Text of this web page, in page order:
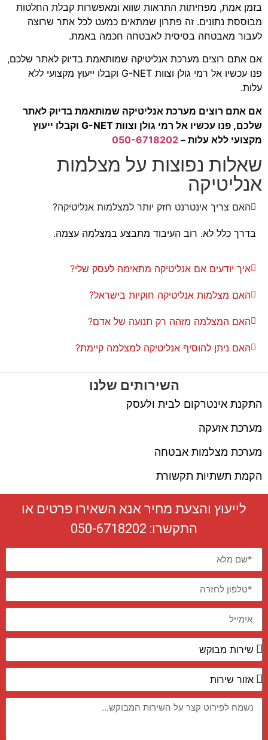
בזמן אמת, מפחיתות התראות שווא ומאפשרות קבלת החלטות
מבוססת נתונים. זה פתרון שמתאים כמעט לכל אתר שרוצה
לעבור מאבטחה בסיסית לאבטחה חכמה באמת.
אם אתם רוצים מערכת אנליטיקה שמותאמת בדיוק לאתר שלכם,
פנו עכשיו אל רמי גולן וצוות G-NET וקבלו ייעוץ מקצועי ללא
עלות.
אם אתם רוצים מערכת אנליטיקה שמותאמת בדיוק לאתר
שלכם, פנו עכשיו אל רמי גולן וצוות G-NET וקבלו ייעוץ
מקצועי ללא עלות – 050-6718202
שאלות נפוצות על מצלמות
אנליטיקה
האם צריך אינטרנט חזק יותר למצלמות אנליטיקה?
בדרך כלל לא. רוב העיבוד מתבצע במצלמה עצמה.
איך יודעים אם אנליטיקה מתאימה לעסק שלי?
האם מצלמות אנליטיקה חוקיות בישראל?
האם המצלמה מזהה רק תנועה של אדם?
האם ניתן להוסיף אנליטיקה למצלמה קיימת?
השירותים שלנו
התקנת אינטרקום לבית ולעסק
מערכת אזעקה
מערכת מצלמות אבטחה
הקמת תשתיות תקשורת
לייעוץ והצעת מחיר אנא השאירו פרטים או
התקשרו: 050-6718202